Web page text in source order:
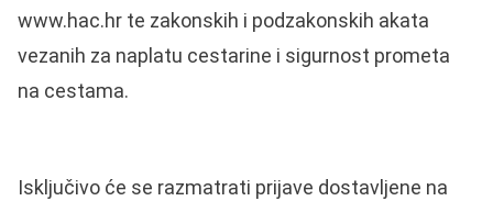
www.hac.hr te zakonskih i podzakonskih akata
vezanih za naplatu cestarine i sigurnost prometa
na cestama.
Isključivo će se razmatrati prijave dostavljene na